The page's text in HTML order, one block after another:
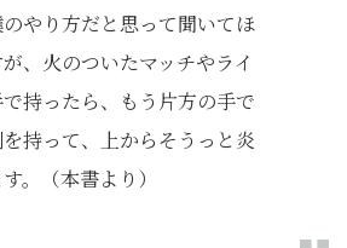
やり方だと思って聞いてほ
、火のついたマッチやライ
持ったら、もう片方の手で
持って、上からそうっと炎
。（本書より）